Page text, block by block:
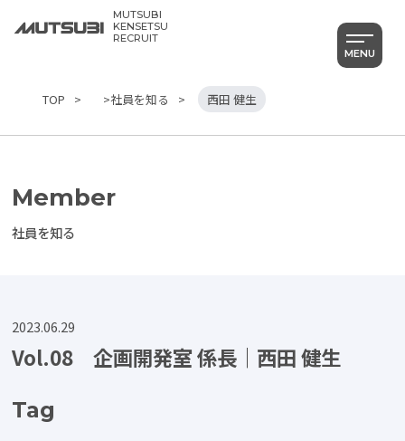
MUTSUBI
KENSETSU
RECRUIT
MENU
TOP >社員を知る 西田 健生
Member
社員を知る
2023.06.29
Vol.08 企画開発室 係長｜西田 健生
Tag